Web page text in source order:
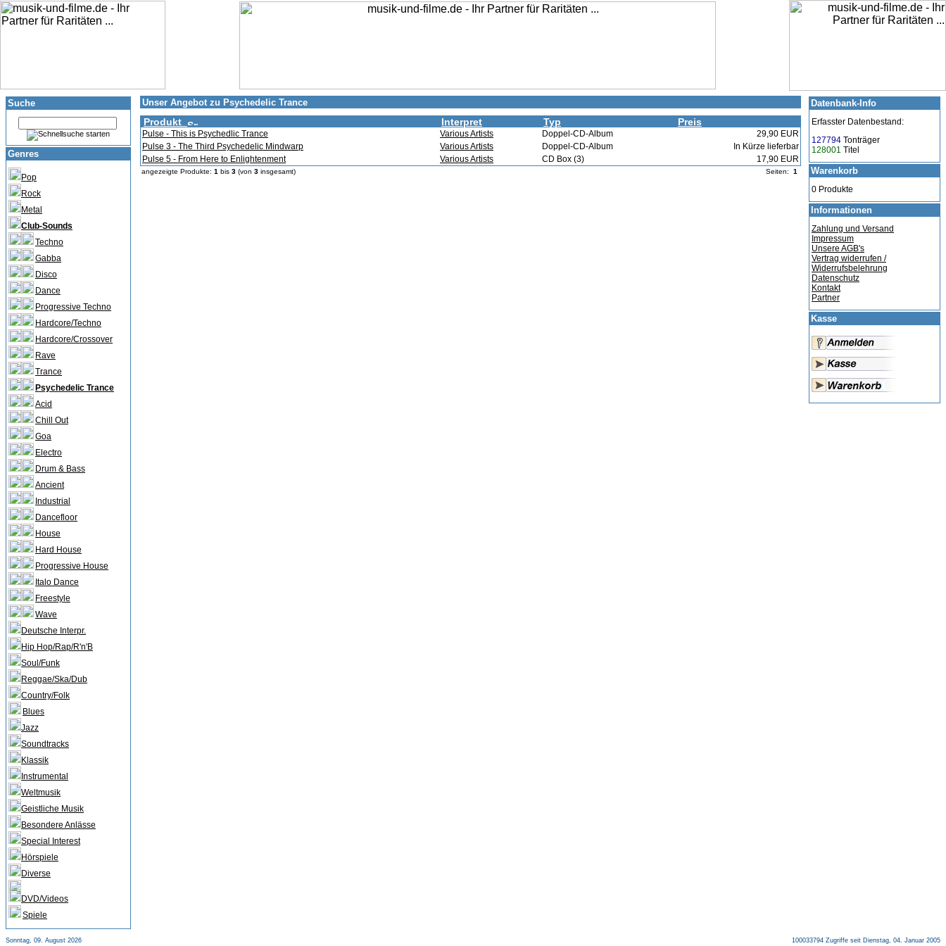
Suche
Genres
Pop
Rock
Metal
Club-Sounds
Techno
Gabba
Disco
Dance
Progressive Techno
Hardcore/Techno
Hardcore/Crossover
Rave
Trance
Psychedelic Trance
Acid
Chill Out
Goa
Electro
Drum & Bass
Ancient
Industrial
Dancefloor
House
Hard House
Progressive House
Italo Dance
Freestyle
Wave
Deutsche Interpr.
Hip Hop/Rap/R'n'B
Soul/Funk
Reggae/Ska/Dub
Country/Folk
Blues
Jazz
Soundtracks
Klassik
Instrumental
Weltmusik
Geistliche Musik
Besondere Anlässe
Special Interest
Hörspiele
Diverse
DVD/Videos
Spiele
Unser Angebot zu Psychedelic Trance
Produkt Interpret Typ Preis
Pulse - This is Psychedlic Trance Various Artists Doppel-CD-Album
29,90 EUR
Pulse 3 - The Third Psychedelic Mindwarp
Various Artists Doppel-CD-Album
In Kürze lieferbar
Pulse 5 - From Here to Enlightenment
Various Artists CD Box (3) 17,90 EUR
angezeigte Produkte: 1 bis 3 (von 3 insgesamt) Seiten: 1
Datenbank-Info
Erfasster Datenbestand:
127794 Tonträger
128001 Titel
Warenkorb
0 Produkte
Informationen
Zahlung und Versand
Impressum
Unsere AGB's
Vertrag widerrufen /
Widerrufsbelehrung
Datenschutz
Kontakt
Partner
Kasse
Sonntag, 09. August 2026 100033794 Zugriffe seit Dienstag, 04. Januar 2005